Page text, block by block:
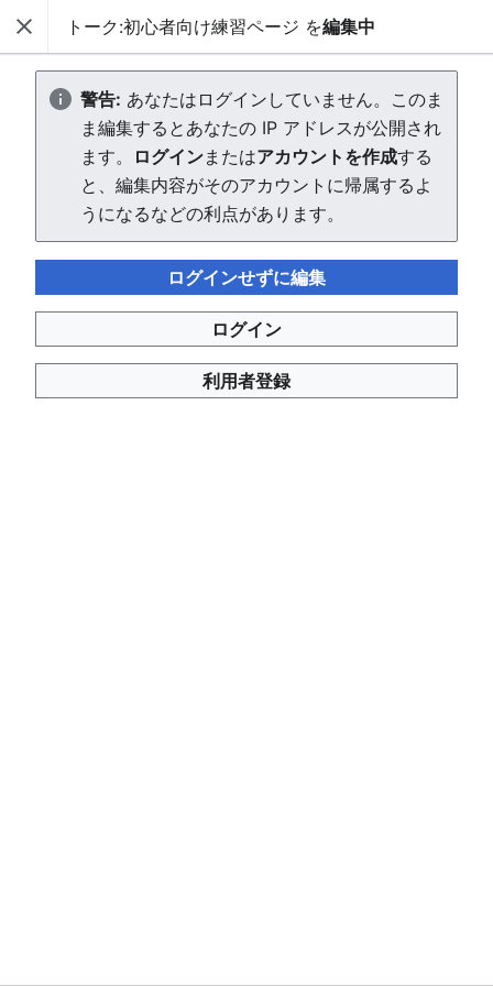
AVTuber Wiki
「トーク:初心者向け練習ペー
ジ」を作成中
エディターを読み込んでいます。このメッセージが引き続
き表示される場合、ページを再読み込み
ページ「初心者向け練習ページ」に戻る。
AVTuber Wiki
閉じるトーク:初心者向け練習ページ を編集中
警告: あなたはログインしていません。このま
ま編集するとあなたの IP アドレスが公開され
ます。
ログインまたはアカウントを作成する
と、編集内容がそのアカウントに帰属するよ
うになるなどの利点があります。
ログインせずに編集
ログイン
利用者登録